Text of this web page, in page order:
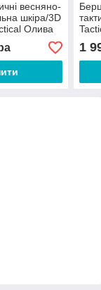
весняно-
шкіра/3D
Олива
44 45 46
44
1